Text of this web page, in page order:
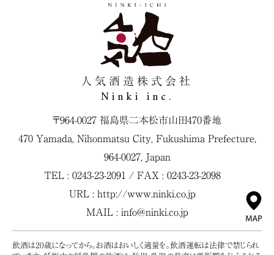
人気酒造株式会社
Ninki inc.
〒964-0027 福島県二本松市山田470番地
470 Yamada, Nihonmatsu City, Fukushima Prefecture,
964-0027, Japan
TEL : 0243-23-2091 / FAX : 0243-23-2098
URL : http://www.ninki.co.jp
MAIL : info@ninki.co.jp
飲酒は20歳になってから。お酒はおいしく適量を。飲酒運転は法律で禁じられ